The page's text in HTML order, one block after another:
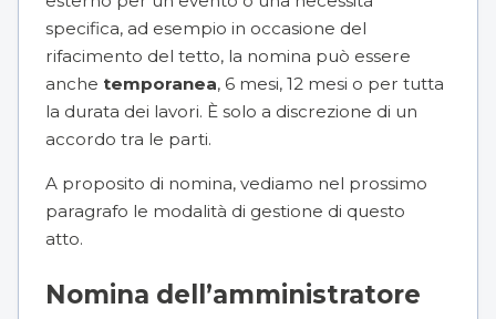
specifica, ad esempio in occasione del
rifacimento del tetto, la nomina può essere
anche temporanea, 6 mesi, 12 mesi o per tutta
la durata dei lavori. È solo a discrezione di un
accordo tra le parti.
A proposito di nomina, vediamo nel prossimo
paragrafo le modalità di gestione di questo
atto.
Nomina dell’amministratore